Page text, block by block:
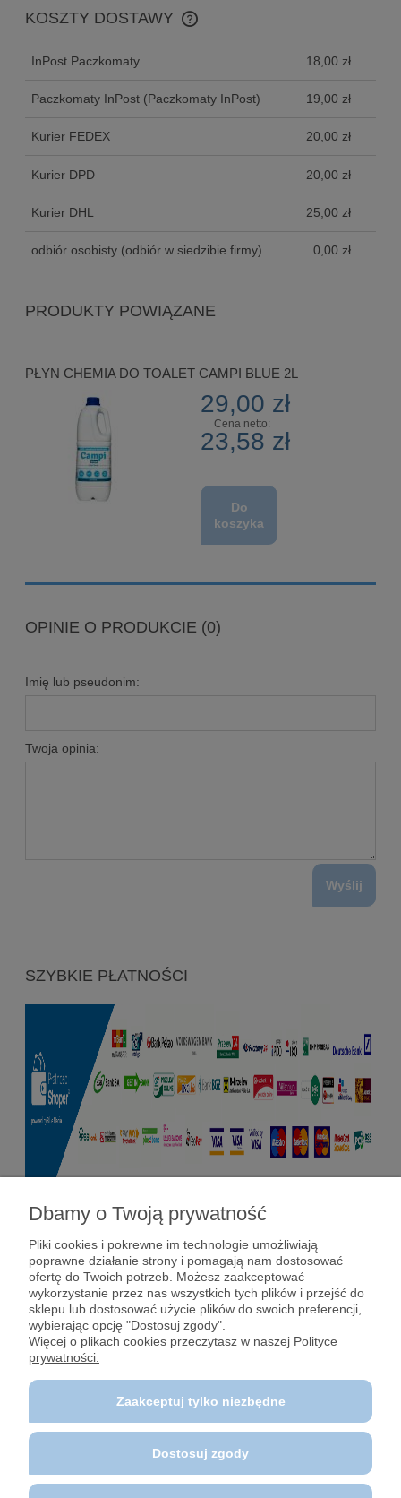
KOSZTY DOSTAWY
CENA NIE ZAWIERA EWENTUALNYCH KOSZTÓW
InPost Paczkomaty 18,00 zł
Paczkomaty InPost (Paczkomaty InPost) 19,00 zł
Kurier FEDEX 20,00 zł
Kurier DPD 20,00 zł
Kurier DHL 25,00 zł
odbiór osobisty (odbiór w siedzibie firmy) 0,00 zł
PRODUKTY POWIĄZANE
PŁYN CHEMIA DO TOALET CAMPI BLUE 2L
29,00 zł
Cena netto:
23,58 zł
Do
koszyka
OPINIE O PRODUKCIE (0)
Imię lub pseudonim:
Twoja opinia:
Wyślij
SZYBKIE PŁATNOŚCI
Pomoc
Dostawy i płatności
Moje konto
O firmie
Polecane strony
Dbamy o Twoją prywatność
Pliki cookies i pokrewne im technologie umożliwiają
poprawne działanie strony i pomagają nam dostosować
ofertę do Twoich potrzeb. Możesz zaakceptować
wykorzystanie przez nas wszystkich tych plików i przejść do
sklepu lub dostosować użycie plików do swoich preferencji,
wybierając opcję "Dostosuj zgody".
Więcej o plikach cookies przeczytasz w naszej Polityce
prywatności.
Zaakceptuj tylko niezbędne
Dostosuj zgody